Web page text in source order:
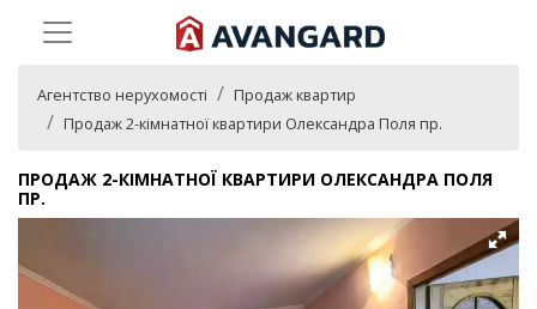
Агентство нерухомості
Продаж квартир
Продаж 2-кімнатної квартири Олександра Поля пр.
ПРОДАЖ 2-КІМНАТНОЇ КВАРТИРИ ОЛЕКСАНДРА ПОЛЯ
ПР.